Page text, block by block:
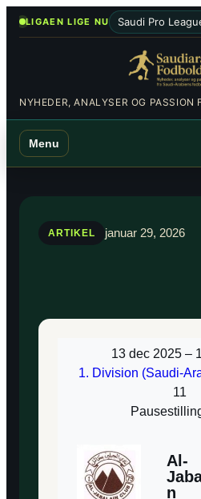
SpringLIGAEN LIGE NU Saudi Pro
Menu
ARTIKEL januar 29, 2026
13 dec 2025 –
1. Division (Saudi-
11
Al-
n